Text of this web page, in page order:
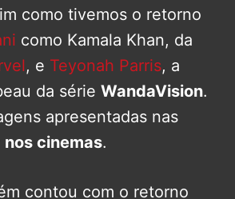
como tivemos o retorno
como Kamala Khan, da
, e Teyonah Parris, a
da série WandaVision.
apresentadas nas
nos cinemas.
contou com o retorno